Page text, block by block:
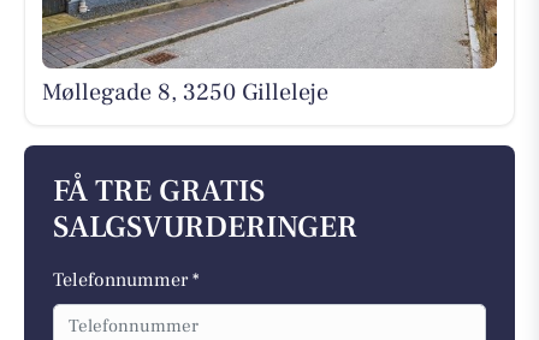
Møllegade 8, 3250 Gilleleje
FÅ TRE GRATIS
SALGSVURDERINGER
Telefonnummer *